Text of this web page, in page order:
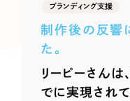
サービス
Service
サービス紹介ブランディング
ブランディング支援
制作後の反響
た。
リーピーさん
でに実現され